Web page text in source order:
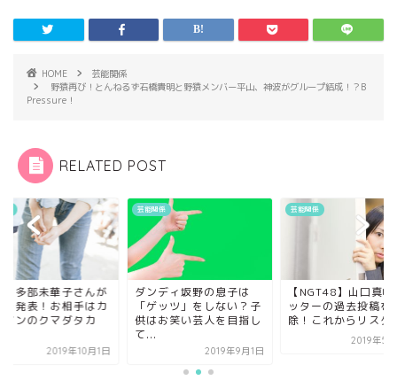
HOME
芸能関係
野猿再び！とんねるず石橋貴明と野猿メンバー平山、神波がグループ結成！？B
Pressure！
RELATED POST
・多部未華子さんが
を発表！お相手はカ
マンのクマダタカ
2019年10月1日
芸能関係
ダンディ坂野の息子は
「ゲッツ」をしない？子
供はお笑い芸人を目指し
て...
2019年9月1日
芸能関係
【NGT48】山口真
ッターの過去投稿を
除！これからリスタ
2019年5